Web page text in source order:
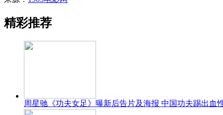
精彩推荐
周星驰《功夫女足》曝新后告片及海报 中国功夫踢出血